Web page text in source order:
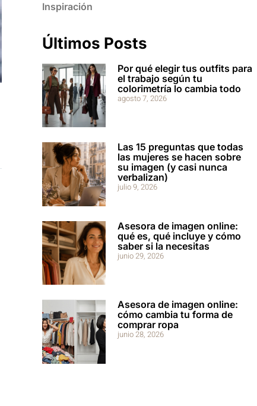
Inspiración
Últimos Posts
Por qué elegir tus outfits para
el trabajo según tu
colorimetría lo cambia todo
agosto 7, 2026
Las 15 preguntas que todas
las mujeres se hacen sobre
su imagen (y casi nunca
verbalizan)
julio 9, 2026
Asesora de imagen online:
qué es, qué incluye y cómo
saber si la necesitas
junio 29, 2026
Asesora de imagen online:
cómo cambia tu forma de
comprar ropa
junio 28, 2026